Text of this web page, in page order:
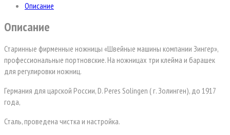
Описание
Описание
Старинные фирменные ножницы «Швейные машины компании Зингер»,
профессиональные портновские. На ножницах три клейма и барашек
для регулировки ножниц.
Германия для царской России, D. Peres Solingen ( г. Золинген), до 1917
года,
Сталь, проведена чистка и настройка.